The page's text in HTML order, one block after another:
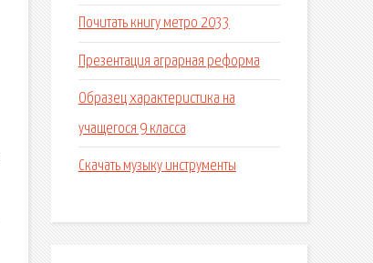
Почитать книгу метро 2033
Презентация аграрная реформа
Образец характеристика на
учащегося 9 класса
Скачать музыку инструменты